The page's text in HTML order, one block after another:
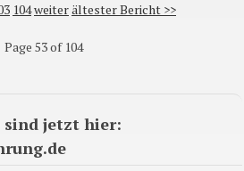
104weiterältester Bericht >>
Page 53 of 104
sind jetzt hier: